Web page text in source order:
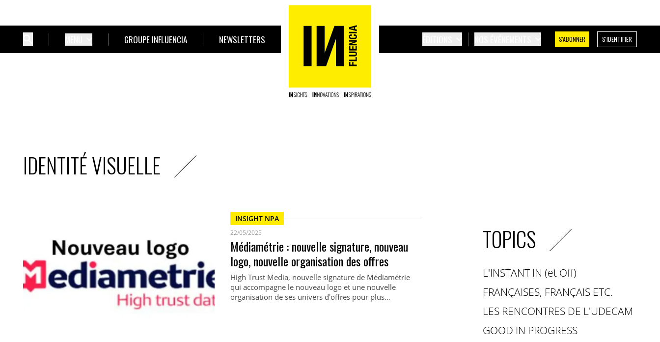
GROUPE INFLUENCIA NEWSLETTERS S'ABONNER S'IDENTIFIER
IDENTITÉ VISUELLE
INSIGHT NPA
22/05/2025
Médiamétrie : nouvelle signature, nouveau
logo, nouvelle organisation des offres
High Trust Media, nouvelle signature de Médiamétrie
qui accompagne le nouveau logo et une nouvelle
organisation de ses univers d'offres pour plus…
TOPICS
L'INSTANT IN (et Off)
FRANÇAISES, FRANÇAIS ETC.
LES RENCONTRES DE L'UDECAM
GOOD IN PROGRESS